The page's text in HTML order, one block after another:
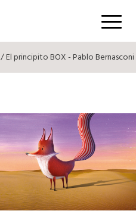
Menú
/ El principito BOX - Pablo Bernasconi